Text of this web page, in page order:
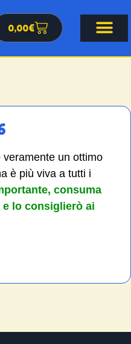
0,00€
veramente un ottimo
è più viva a tutti i
consuma
lo consiglierò ai